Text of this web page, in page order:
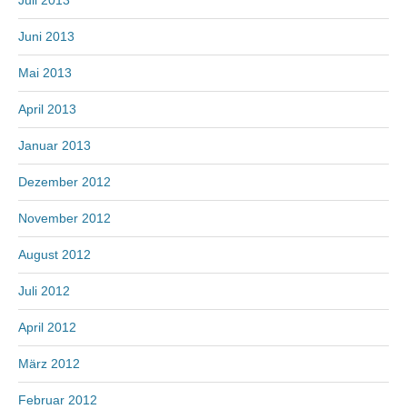
Juni 2013
Mai 2013
April 2013
Januar 2013
Dezember 2012
November 2012
August 2012
Juli 2012
April 2012
März 2012
Februar 2012